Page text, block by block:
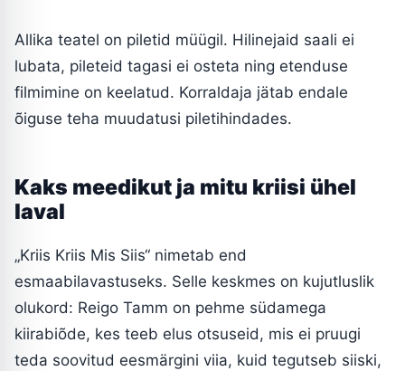
Allika teatel on piletid müügil. Hilinejaid saali ei
lubata, pileteid tagasi ei osteta ning etenduse
filmimine on keelatud. Korraldaja jätab endale
õiguse teha muudatusi piletihindades.
Kaks meedikut ja mitu kriisi ühel
laval
„Kriis Kriis Mis Siis“ nimetab end
esmaabilavastuseks. Selle keskmes on kujutluslik
olukord: Reigo Tamm on pehme südamega
kiirabiõde, kes teeb elus otsuseid, mis ei pruugi
teda soovitud eesmärgini viia, kuid tegutseb siiski,